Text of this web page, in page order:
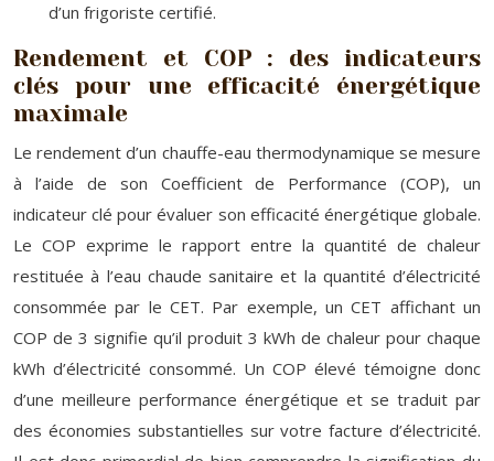
d’un frigoriste certifié.
Rendement et COP : des indicateurs
clés pour une efficacité énergétique
maximale
Le rendement d’un chauffe-eau thermodynamique se mesure
à l’aide de son Coefficient de Performance (COP), un
indicateur clé pour évaluer son efficacité énergétique globale.
Le COP exprime le rapport entre la quantité de chaleur
restituée à l’eau chaude sanitaire et la quantité d’électricité
consommée par le CET. Par exemple, un CET affichant un
COP de 3 signifie qu’il produit 3 kWh de chaleur pour chaque
kWh d’électricité consommé. Un COP élevé témoigne donc
d’une meilleure performance énergétique et se traduit par
des économies substantielles sur votre facture d’électricité.